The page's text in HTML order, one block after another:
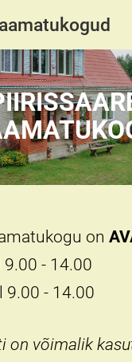
on
- 14.00
9.00 - 14.00
on võimalik